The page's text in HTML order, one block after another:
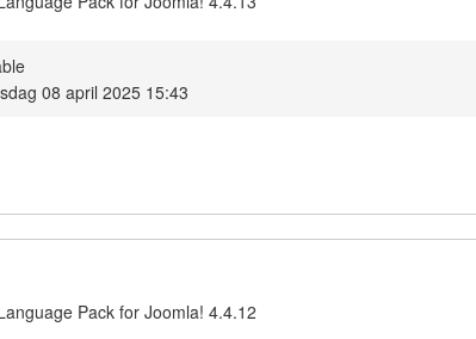
08 april 2025 15:43
Pack for Joomla! 4.4.12